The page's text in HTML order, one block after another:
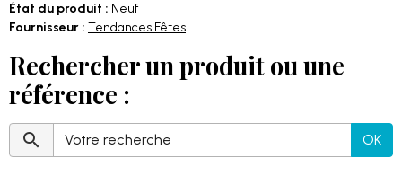
État du produit : Neuf
Fournisseur : Tendances Fêtes
Rechercher un produit ou une
référence :
OK